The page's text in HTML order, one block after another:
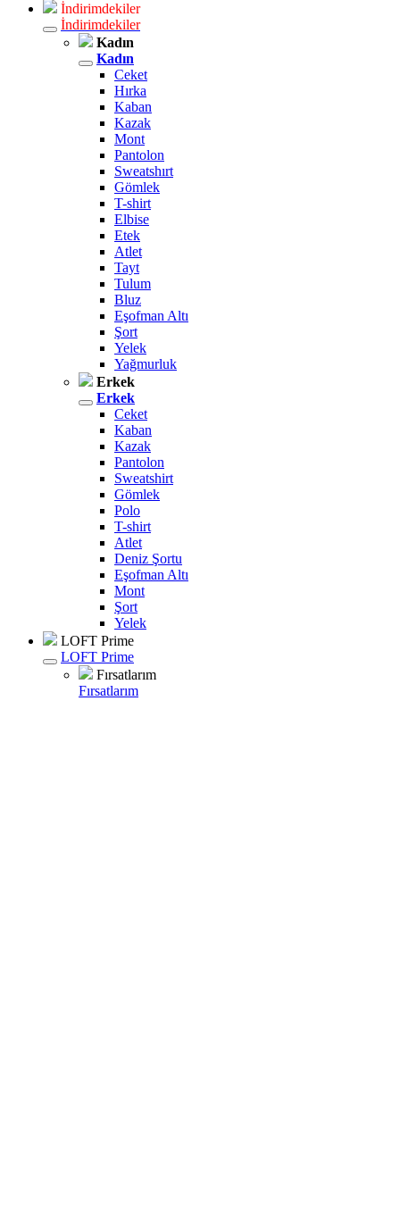
İndirimdekiler
İndirimdekiler
Kadın
Kadın
Ceket
Hırka
Kaban
Kazak
Mont
Pantolon
Sweatshırt
Gömlek
T-shirt
Elbise
Etek
Atlet
Tayt
Tulum
Bluz
Eşofman Altı
Şort
Yelek
Yağmurluk
Erkek
Erkek
Ceket
Kaban
Kazak
Pantolon
Sweatshirt
Gömlek
Polo
T-shirt
Atlet
Deniz Şortu
Eşofman Altı
Mont
Şort
Yelek
LOFT Prime
LOFT Prime
Fırsatlarım
Fırsatlarım